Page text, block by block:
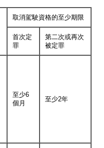
取消駕駛資格的至少期限
首次定
罪
第二次或再次
被定罪
至少6
個月
至少2年